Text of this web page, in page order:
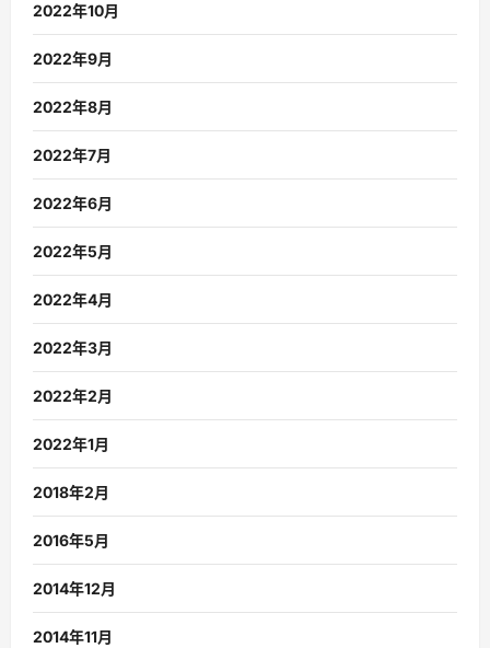
2022年10月
2022年9月
2022年8月
2022年7月
2022年6月
2022年5月
2022年4月
2022年3月
2022年2月
2022年1月
2018年2月
2016年5月
2014年12月
2014年11月